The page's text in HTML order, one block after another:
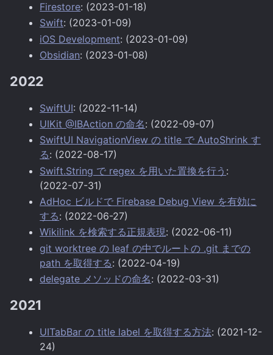
Firestore: (2023-01-18)
Swift: (2023-01-09)
iOS Development: (2023-01-09)
Obsidian: (2023-01-08)
2022
SwiftUI: (2022-11-14)
UIKit @IBAction の命名: (2022-09-07)
SwiftUI NavigationView の title で AutoShrink す
る: (2022-08-17)
Swift.String で regex を用いた置換を行う :
(2022-07-31)
AdHoc ビルドで Firebase Debug View を有効に
する: (2022-06-27)
Wikilink を検索する正規表現: (2022-06-11)
git worktree の leaf の中でルートの .git までの
path を取得する: (2022-04-19)
delegate メソッドの命名: (2022-03-31)
2021
UITabBar の title label を取得する方法: (2021-12-
24)